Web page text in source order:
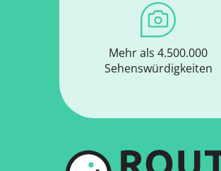
Mehr als 4.500.000
Sehenswürdigkeiten